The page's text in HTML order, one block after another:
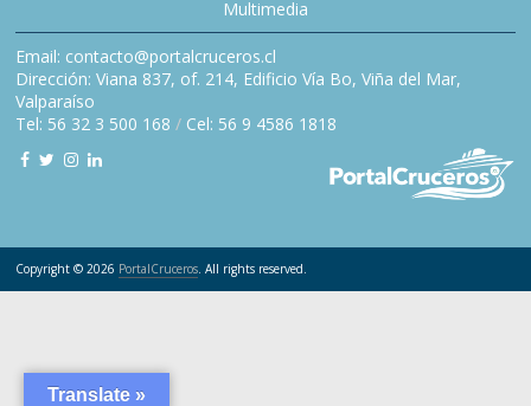
Multimedia
Email: contacto@portalcruceros.cl
Dirección: Viana 837, of. 214, Edificio Vía Bo, Viña del Mar,
Valparaíso
Tel: 56 32 3 500 168 / Cel: 56 9 4586 1818
Copyright © 2026 PortalCruceros. All rights reserved.
Translate »